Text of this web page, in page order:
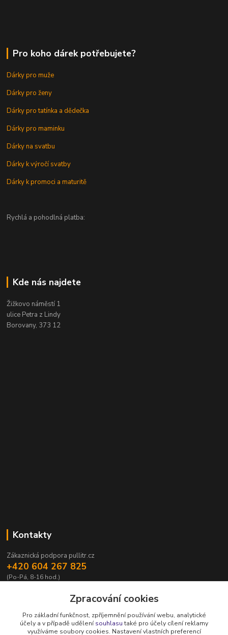
Pro koho dárek potřebujete?
Dárky pro muže
Dárky pro ženy
Dárky pro tatínka a dědečka
Dárky pro maminku
Dárky na svatbu
Dárky k výročí svatby
Dárky k promoci a maturitě
Rychlá a pohodlná platba:
Kde nás najdete
Žižkovo náměstí 1
ulice Petra z Lindy
Borovany, 373 12
Kontakty
Zákaznická podpora pullitr.cz
+420 604 267 825
(Po-Pá, 8-16 hod.)
Zpracování cookies
Pro základní funkčnost, zpříjemnění používání webu, analytické
účely a v případě udělenísouhlasutaké pro účely cílení reklamy
využíváme soubory cookies. Nastavení vlastních preferencí